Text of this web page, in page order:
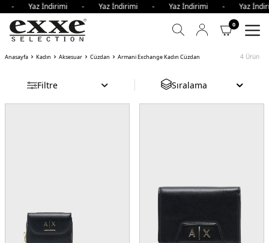
- Yaz İndirimi - Yaz İndirimi - Yaz İndirimi -
0
Anasayfa Kadın Aksesuar Cüzdan Armani Exchange Kadın Cüzdan 4 Ürün
Filtre Sıralama